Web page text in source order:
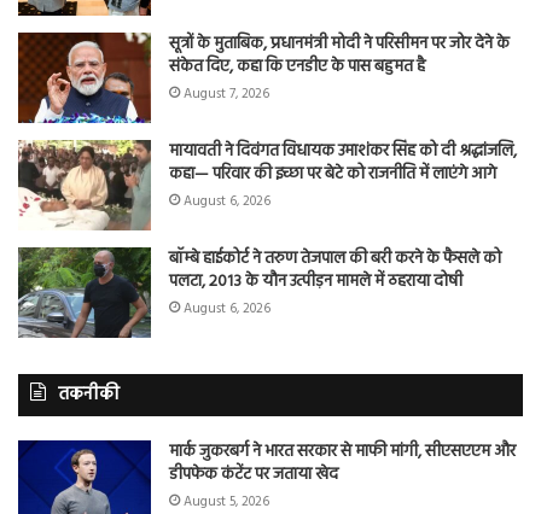
सूत्रों के मुताबिक, प्रधानमंत्री मोदी ने परिसीमन पर जोर देने के
संकेत दिए, कहा कि एनडीए के पास बहुमत है
August 7, 2026
मायावती ने दिवंगत विधायक उमाशंकर सिंह को दी श्रद्धांजलि,
कहा— परिवार की इच्छा पर बेटे को राजनीति में लाएंगे आगे
August 6, 2026
बॉम्बे हाईकोर्ट ने तरुण तेजपाल की बरी करने के फैसले को
पलटा, 2013 के यौन उत्पीड़न मामले में ठहराया दोषी
August 6, 2026
तकनीकी
मार्क जुकरबर्ग ने भारत सरकार से माफी मांगी, सीएसएएम और
डीपफेक कंटेंट पर जताया खेद
August 5, 2026